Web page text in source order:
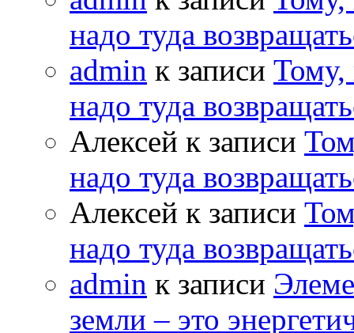
надо туда
admin к записи Тому,
надо туда
Алексей к записи
надо туда
Алексей к записи
надо туда
admin к записи
земли – это